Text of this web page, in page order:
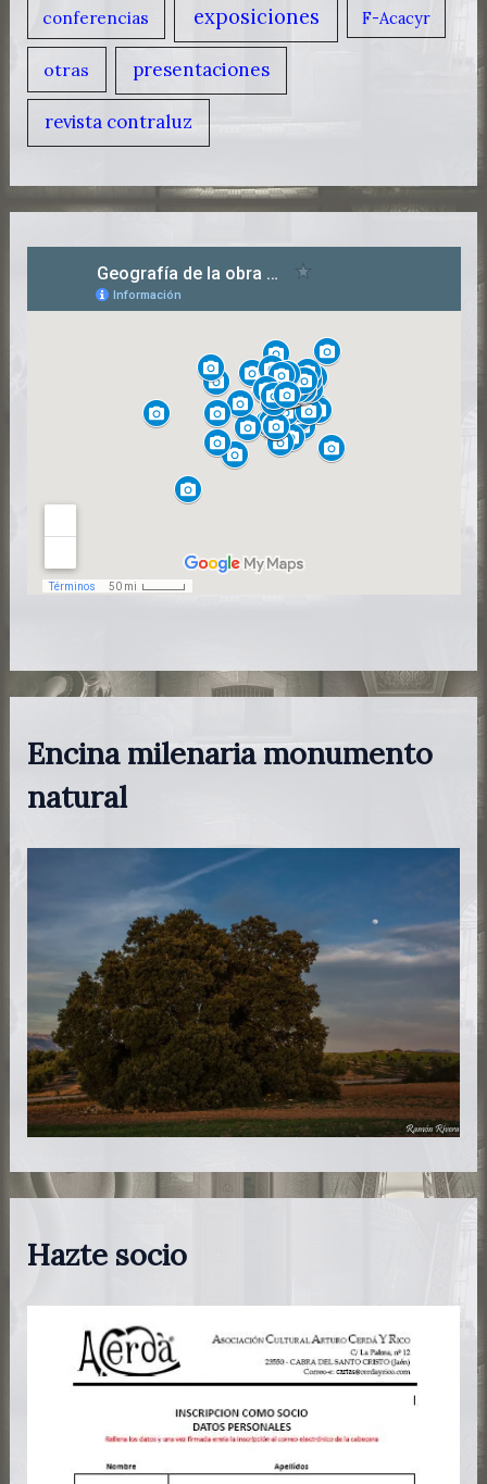
conferencias exposiciones F-Acacyr
otras presentaciones
revista contraluz
Encina milenaria monumento
natural
Hazte socio